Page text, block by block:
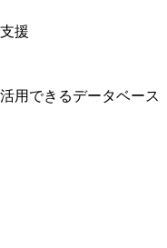
援
用できるデータベース